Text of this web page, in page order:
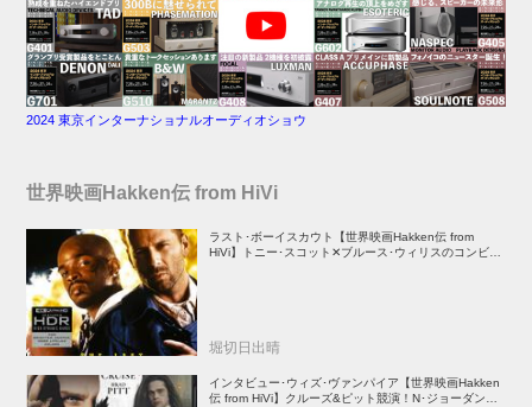
2024 東京インターナショナルオーディオショウ
世界映画Hakken伝 from HiVi
ラスト･ボーイスカウト【世界映画Hakken伝 from
HiVi】トニー･スコット✕ブルース･ウィリスのコンビが
堀切日出晴
インタビュー･ウィズ･ヴァンパイア【世界映画Hakken
伝 from HiVi】クルーズ&ピット競演！N･ジョーダン監